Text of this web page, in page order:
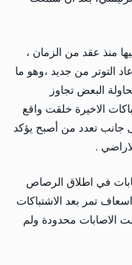
منذ عقد من الزمان ،
التوتر من جديد ،وهو ما
البعض تجاوز
الاخيرة خلقت واقع
جانب تعدد من أصبح يؤكد
.
في اطلاق الرصاص
تمر بعد الاشتباكات
الاصابات محدودة ولم